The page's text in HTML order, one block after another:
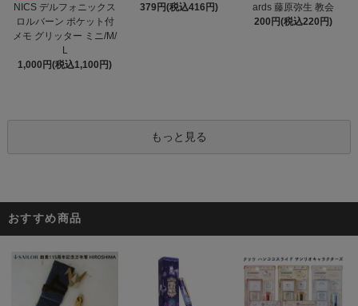
NICS デルフォニックス
ロルバーン ポケット付
メモ グリッター ミニ/M/
L
1,000円(税込1,100円)
379円(税込416円)
ards 藤原弥生 教会
200円(税込220円)
もっと見る
おすすめ商品